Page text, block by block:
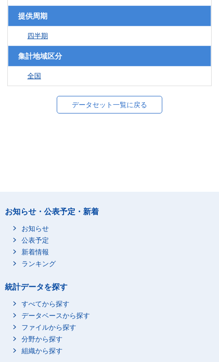
提供周期
四半期
集計地域区分
全国
データセット一覧に戻る
お知らせ・公表予定・新着
お知らせ
公表予定
新着情報
ランキング
統計データを探す
すべてから探す
データベースから探す
ファイルから探す
分野から探す
組織から探す